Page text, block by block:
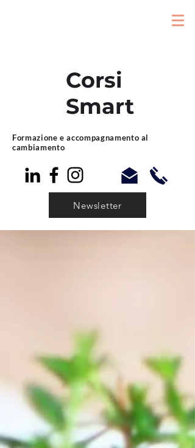
Corsi
Smart
Formazione e accompagnamento al
cambiamento
Newsletter